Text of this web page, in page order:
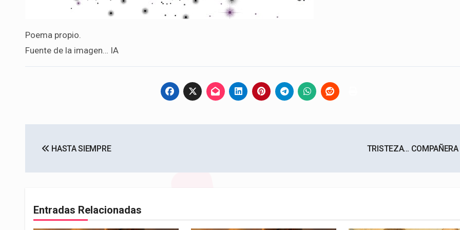
Poema propio.
Fuente de la imagen… IA
de
entradas
HASTA SIEMPRE TRISTEZA…
Entradas Relacionadas